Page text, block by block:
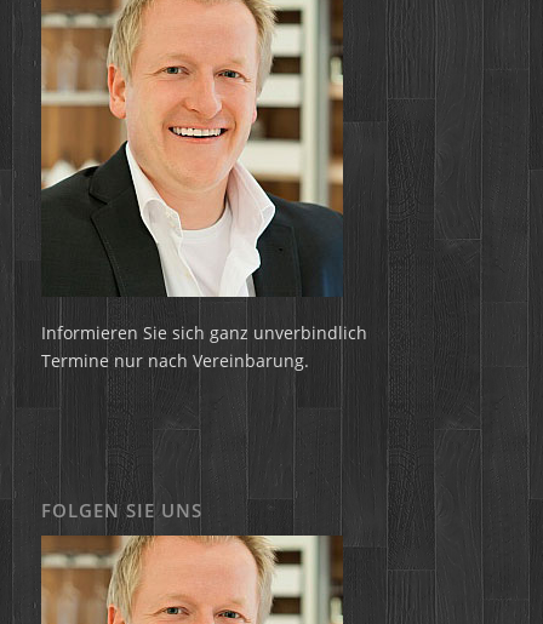
Informieren Sie sich ganz unverbindlich
Termine nur nach Vereinbarung.
FOLGEN SIE UNS